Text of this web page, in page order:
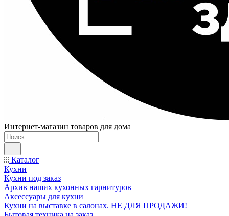
Интернет-магазин товаров для дома
Каталог
Кухни
Кухни под заказ
Архив наших кухонных гарнитуров
Аксессуары для кухни
Кухни на выставке в салонах. НЕ ДЛЯ ПРОДАЖИ!